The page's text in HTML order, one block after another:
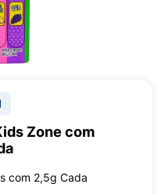
Zone com
com 2,5g Cada